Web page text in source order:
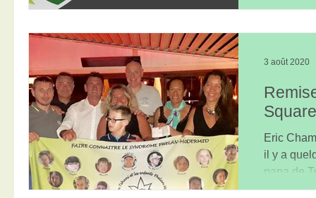
organise
Square
Eric
il y a
papa de
3 août 2020